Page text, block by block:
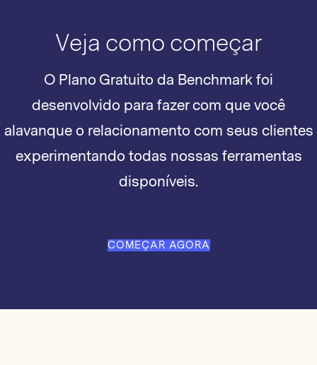
Veja como começar
O Plano Gratuito da Benchmark foi
desenvolvido para fazer com que você
alavanque o relacionamento com seus clientes
experimentando todas nossas ferramentas
disponíveis.
COMEÇAR AGORA